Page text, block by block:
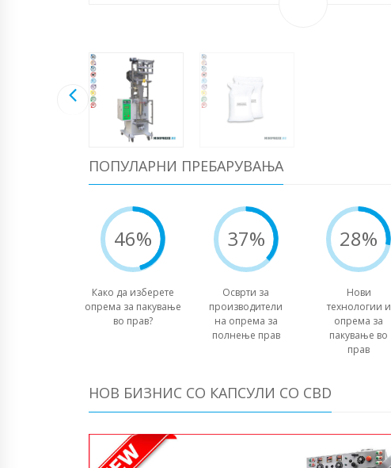
ПОПУЛАРНИ ПРЕБАРУВАЊА
46%
Како да изберете
опрема за пакување
во прав?
37%
Осврти за
производители
на опрема за
полнење прав
28%
Нови
технологии и
опрема за
пакување во
прав
НОВ БИЗНИС СО КАПСУЛИ СО CBD